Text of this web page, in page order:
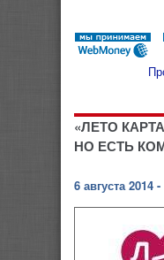
«ЛЕТО
НО ЕСТЬ
6 августа 2014 -